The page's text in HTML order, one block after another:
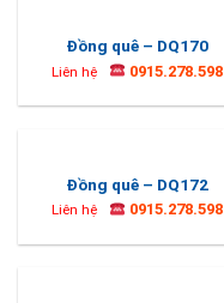
Đồng quê – DQ170
Liên hệ 0915.278.598
Đồng quê – DQ172
Liên hệ 0915.278.598